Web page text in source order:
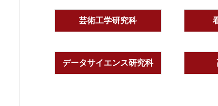
芸術工学研究科
データサイエンス研究科